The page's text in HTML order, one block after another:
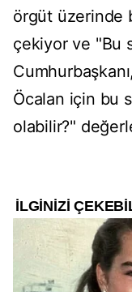
örgüt üzerinde
çekiyor ve "Bu
Öcalan için bu
olabilir?"